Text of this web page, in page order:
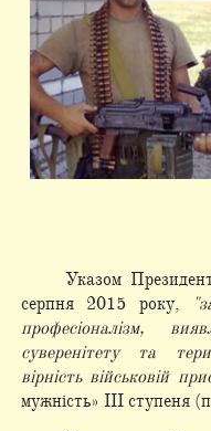
Указом
серпня 2015 року,
професіоналізм,
суверенітету та
вірність військовій
мужність» III ступеня